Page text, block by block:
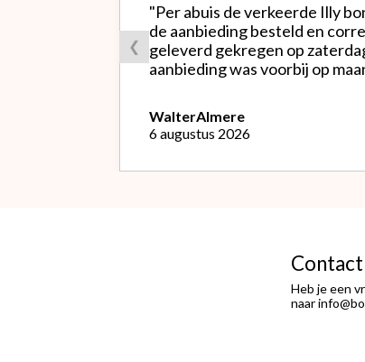
❮
"Per abuis de verkeerde Illy
de aanbieding besteld en
geleverd gekregen op zaterdag.
aanbieding was voorbij op
soort. Telefonisch gevraagd of ze
geruild konden worden voor de
logisch) de betaling terug
WalterAlmere
6 augustus 2026
Contact
Heb je een
naar